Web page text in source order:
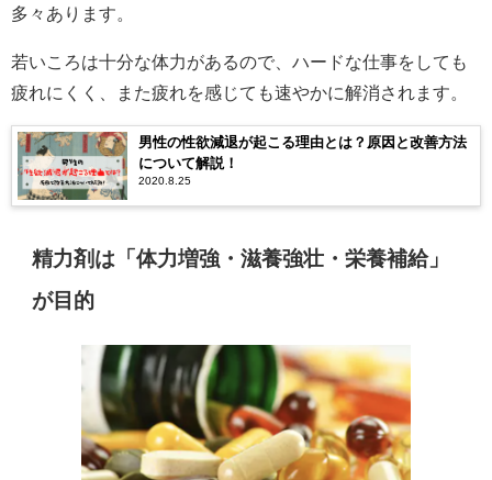
多々あります。
若いころは十分な体力があるので、ハードな仕事をしても
疲れにくく、また疲れを感じても速やかに解消されます。
男性の性欲減退が起こる理由とは？原因と改善方法
について解説！
2020.8.25
精力剤は「体力増強・滋養強壮・栄養補給」
が目的